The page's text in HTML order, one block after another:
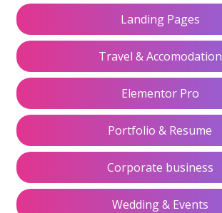
Landing Pages
Travel & Accomodation
Elementor Pro
Portfolio & Resume
Corporate business
Wedding & Events